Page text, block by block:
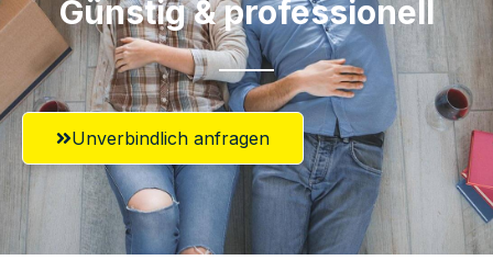
Günstig & professionell​
Unverbindlich anfragen